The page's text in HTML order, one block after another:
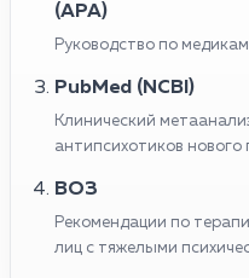
(APA)
Руководство по
PubMed (NCBI)
Клинический
антипсихотиков
ВОЗ
Рекомендации по
лиц с тяжелыми